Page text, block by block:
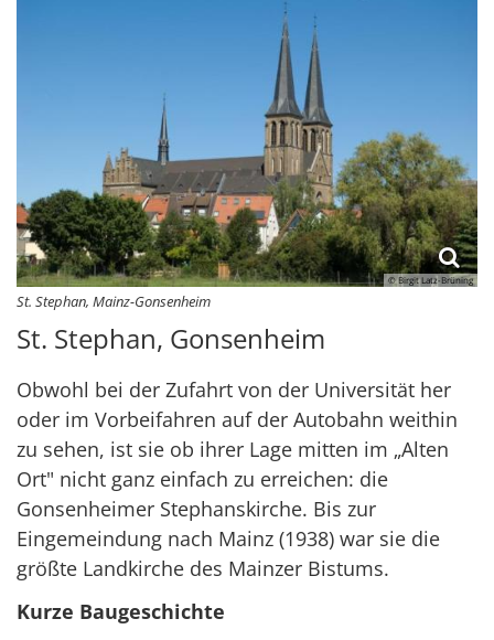
© Birgit Latz-Brüning
St. Stephan, Mainz-Gonsenheim
St. Stephan, Gonsenheim
Obwohl bei der Zufahrt von der Universität her
oder im Vorbeifahren auf der Autobahn weithin
zu sehen, ist sie ob ihrer Lage mitten im „Alten
Ort" nicht ganz einfach zu erreichen: die
Gonsenheimer Stephanskirche. Bis zur
Eingemeindung nach Mainz (1938) war sie die
größte Landkirche des Mainzer Bistums.
Kurze Baugeschichte